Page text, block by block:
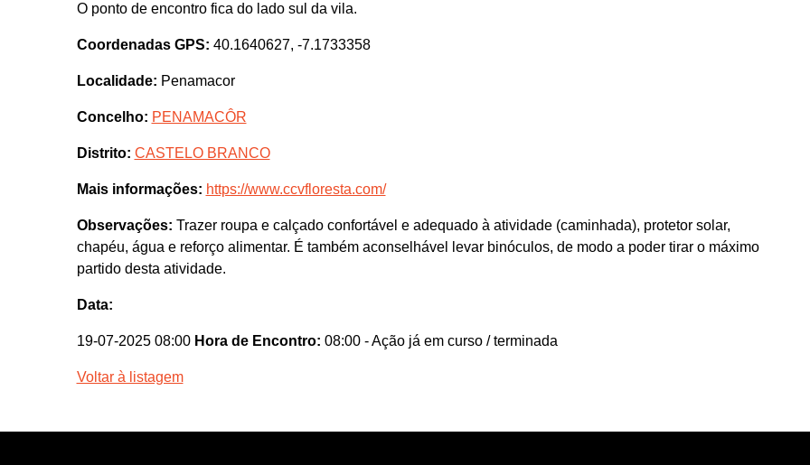
O ponto de encontro fica do lado sul da vila.
Coordenadas GPS: 40.1640627, -7.1733358
Localidade: Penamacor
Concelho: PENAMACÔR
Distrito: CASTELO BRANCO
Mais informações: https://www.ccvfloresta.com/
Observações: Trazer roupa e calçado confortável e adequado à atividade (caminhada), protetor solar,
chapéu, água e reforço alimentar. É também aconselhável levar binóculos, de modo a poder tirar o máximo
partido desta atividade.
Data:
19-07-2025 08:00 Hora de Encontro: 08:00 - Ação já em curso / terminada
Voltar à listagem